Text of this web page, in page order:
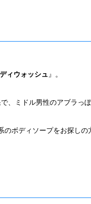
ィウォッシュ』。
、ミドル男性のアブラっ
ボディソープをお探しの